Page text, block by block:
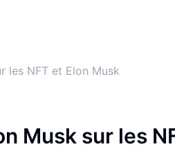
les NFT et Elon Musk
Musk sur les